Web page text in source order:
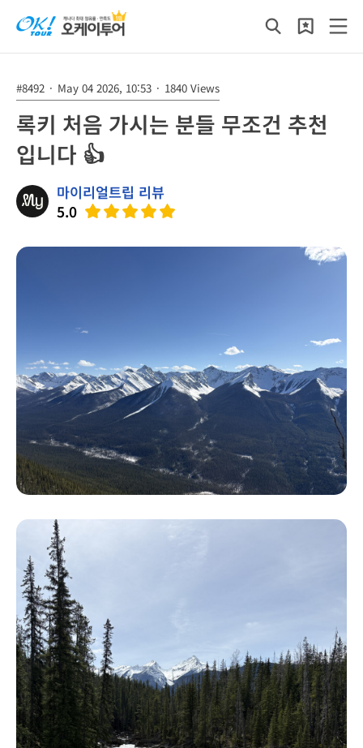
#8492 · May 04 2026, 10:53 · 1840 Views
록키 처음 가시는 분들 무조건 추천
입니다 👍
마이리얼트립 리뷰
5.0